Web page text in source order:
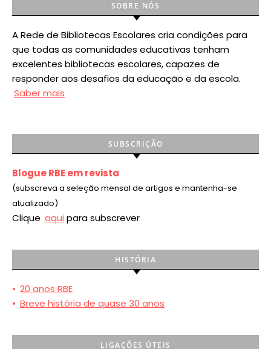
SOBRE NÓS
A Rede de Bibliotecas Escolares cria condições para
que todas as comunidades educativas tenham
excelentes bibliotecas escolares, capazes de
responder aos desafios da educação e da escola.
Saber mais
SUBSCRIÇÃO
Blogue RBE em revista
(subscreva a seleção mensal de artigos e mantenha-se
atualizado)
Clique aqui para subscrever
HISTÓRIA
• 20 anos RBE
• Breve história de quase 30 anos
LIGAÇÕES ÚTEIS